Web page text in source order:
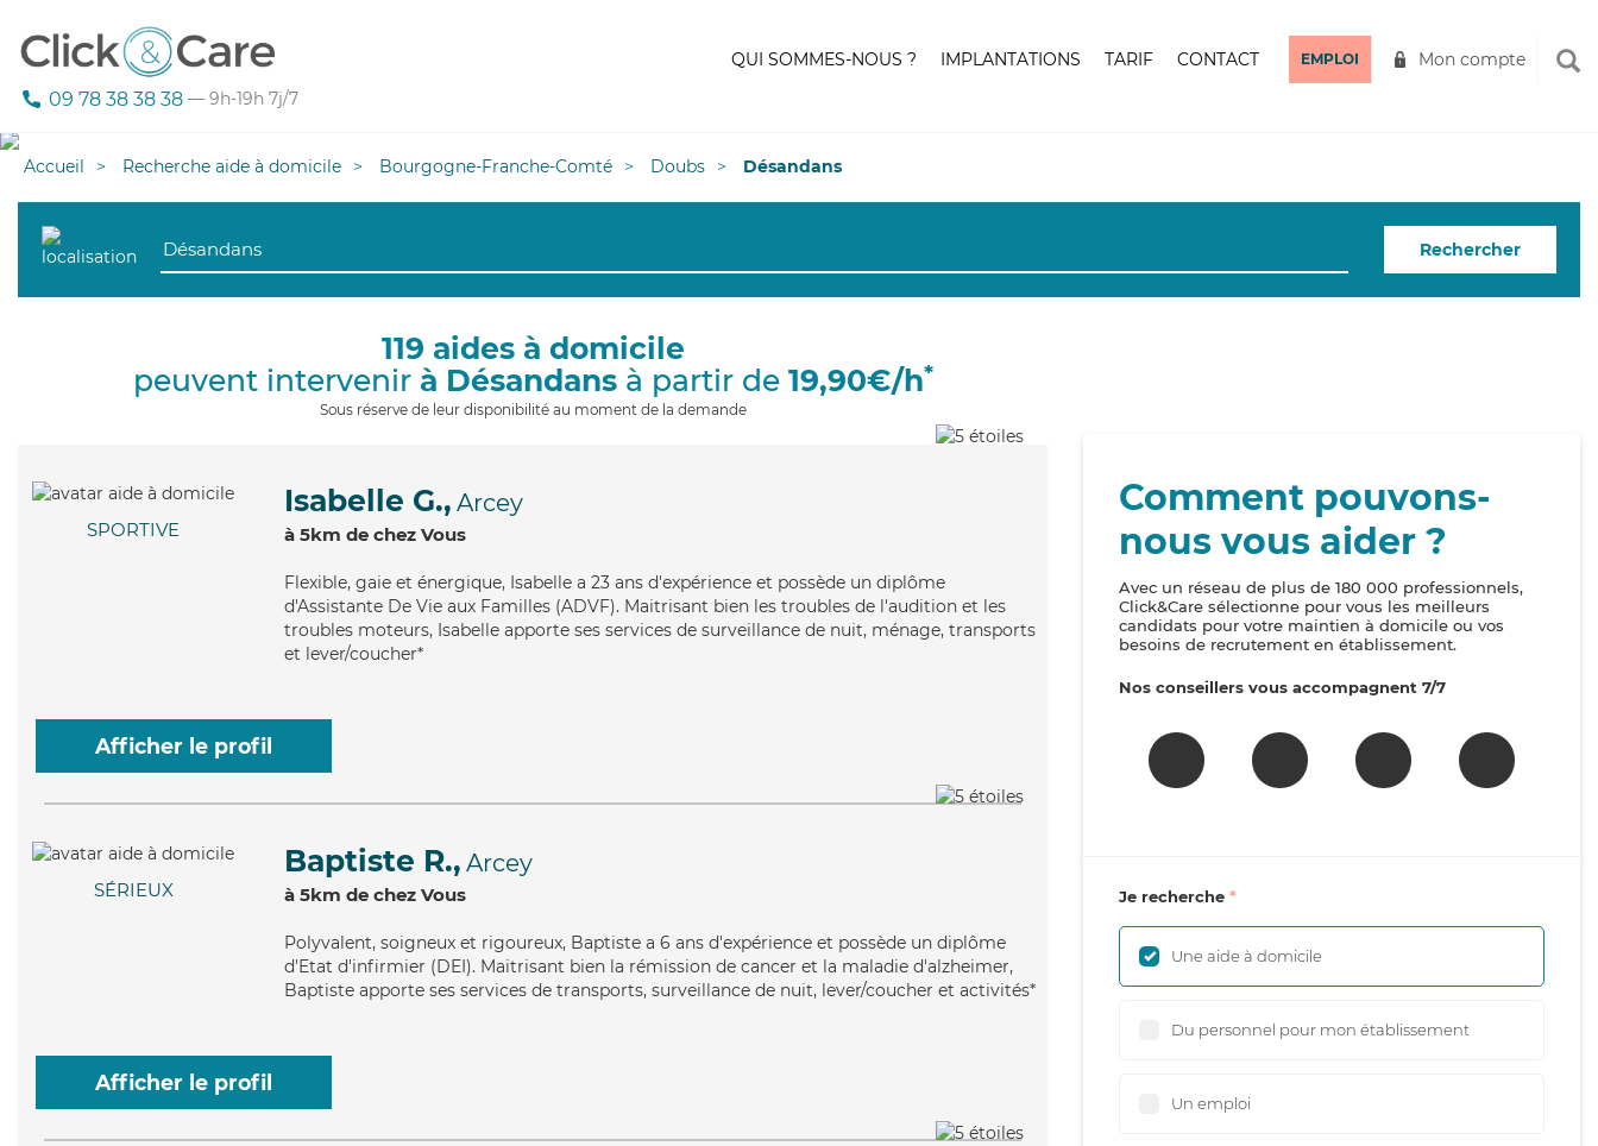
09 78 38 38 38 — 9h-19h 7j/7
QUI SOMMES-NOUS ? IMPLANTATIONS TARIF CONTACT EMPLOI Mon compte
Accueil Recherche aide à domicile Bourgogne-Franche-Comté Doubs Désandans
Rechercher
119 aides à domicile
peuvent intervenir à Désandansà partir de 19,90€/h*
Sous réserve de leur disponibilité au moment de la demande
SPORTIVE
Isabelle G., Arcey
à 5km de chez Vous
Flexible, gaie et énergique, Isabelle a 23 ans d'expérience et possède un diplôme
d'Assistante De Vie aux Familles (ADVF). Maitrisant bien les troubles de l'audition et les
troubles moteurs, Isabelle apporte ses services de surveillance de nuit, ménage, transports
et lever/coucher*
Afficher le profil
SÉRIEUX
Baptiste R., Arcey
à 5km de chez Vous
Polyvalent, soigneux et rigoureux, Baptiste a 6 ans d'expérience et possède un diplôme
d'Etat d'infirmier (DEI). Maitrisant bien la rémission de cancer et la maladie d'alzheimer,
Baptiste apporte ses services de transports, surveillance de nuit, lever/coucher et activités*
Afficher le profil
Comment pouvons-
nous vous aider ?
Avec un réseau de plus de 180 000 professionnels,
Click&Care sélectionne pour vous les meilleurs
candidats pour votre maintien à domicile ou vos
besoins de recrutement en établissement.
Nos conseillers vous accompagnent 7/7
Je recherche
Une aide à domicile
Du personnel pour mon établissement
Un emploi